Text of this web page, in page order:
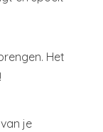
Het
je